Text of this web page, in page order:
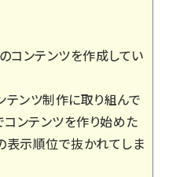
コンテンツを作成してい
ンツ制作に取り組んで
コンテンツを作り始めた
表示順位で抜かれてしま